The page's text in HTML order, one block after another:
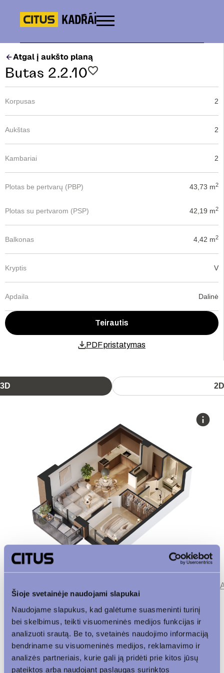
Šioje svetainėje naudojami slapukai
Naudojame slapukus, kad galėtume suasmeninti turinį
bei skelbimus, teikti visuomeninės medijos funkcijas ir
analizuoti srautą. Be to, svetainės naudojimo informaciją
bendriname su visuomeninės medijos, reklamavimo ir
analizės partneriais, kurie gali ją pridėti prie kitos jūsų
pateiktos arba naudojant paslaugas surinktos
Atgal į aukšto planą
Butas 2.2.10
Korpusas 2
Aukštas 2
Kambariai 2
Plotas be pertvarų (PBP) 43,73 m2
Plotas su pertvarom (PSP) 42,19 m2
Balkonas 4,42 m2
Kryptis V
Apdaila Dalinė
Teirautis
PDF pristatymas
3D 2D
Patalpos aukšte
Vaizdas į vidinį kiemą
Korpusas